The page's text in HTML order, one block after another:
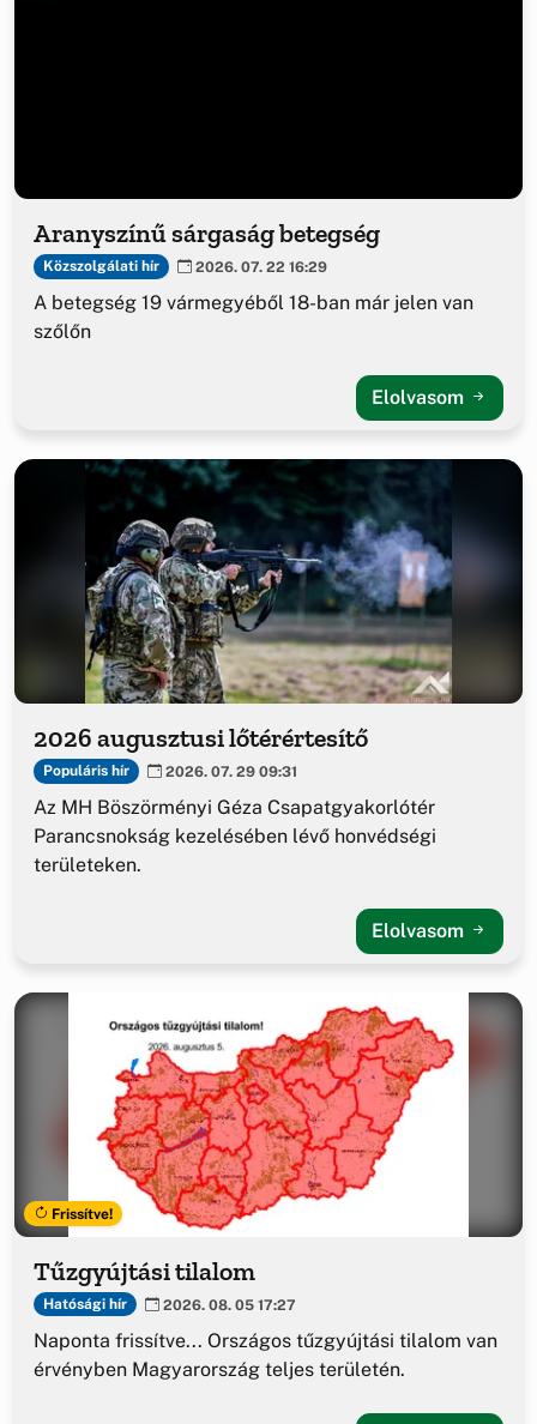
Aranyszínű sárgaság betegség
Közszolgálati hír 2026. 07. 22 16:29
A betegség 19 vármegyéből 18-ban már jelen van
szőlőn
Elolvasom
2026 augusztusi lőtérértesítő
Populáris hír 2026. 07. 29 09:31
Az MH Böszörményi Géza Csapatgyakorlótér
Parancsnokság kezelésében lévő honvédségi
területeken.
Elolvasom
Frissítve!
Tűzgyújtási tilalom
Hatósági hír 2026. 08. 05 17:27
Naponta frissítve... Országos tűzgyújtási tilalom van
érvényben Magyarország teljes területén.